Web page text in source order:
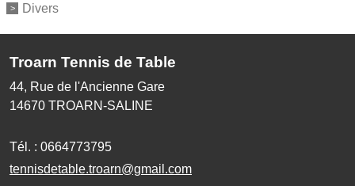
Divers
Troarn Tennis de Table
44, Rue de l'Ancienne Gare
14670 TROARN-SALINE
Tél. : 0664773795
tennisdetable.troarn@gmail.com